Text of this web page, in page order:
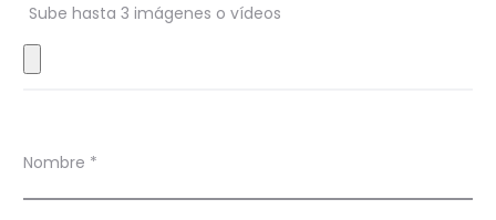
s
Sube hasta 3 imágenes o vídeos
Nombre *